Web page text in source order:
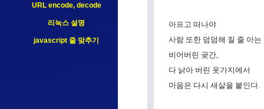
URL encode, decode
리눅스 설명
javascript 줄 맞추기
아프고 떠나야
사람 또한 덤덤해 질 줄 아는
비어버린 곶간,
다 낡아 버린 옷가지에서
마음은 다시 새살을 붙인다.